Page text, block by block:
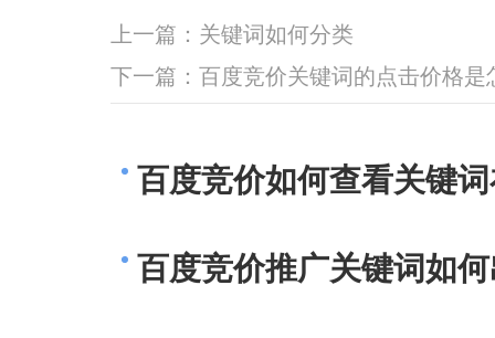
上一篇： 关键词如何分类
下一篇： 百度竞价关键词的点击价格
百度竞价如何查看关键
百度竞价推广关键词如